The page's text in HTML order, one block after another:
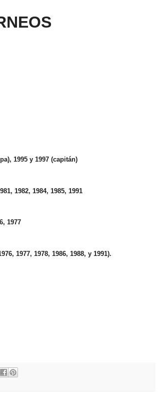
1995 y 1997 (capitán)
1982, 1984, 1985, 1991
1977
1977, 1978, 1986, 1988, y 1991).